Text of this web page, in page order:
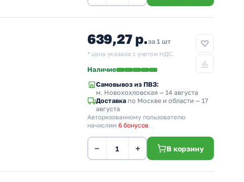
639,27 р.за 1 шт
* цена указана с учетом НДС.
Наличие
Самовывоз из ПВЗ:
м. Новохохловская — 14 августа
Доставка по Москве и области — 17
августа
Авторизованному пользователю
начислим 6 бонусов
− + В корзину